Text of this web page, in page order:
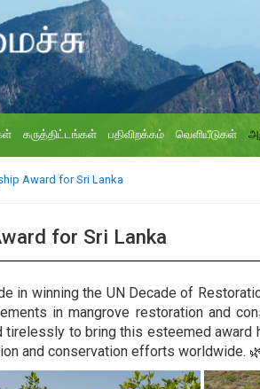
கருத்திட்டங்கள் பதிவிறக்கம் வெளியீடுகள்
Award for Sri Lanka
for Sri Lanka
in winning the UN Decade of
in mangrove restoration and
to bring this esteemed award
and conservation efforts worldwide.